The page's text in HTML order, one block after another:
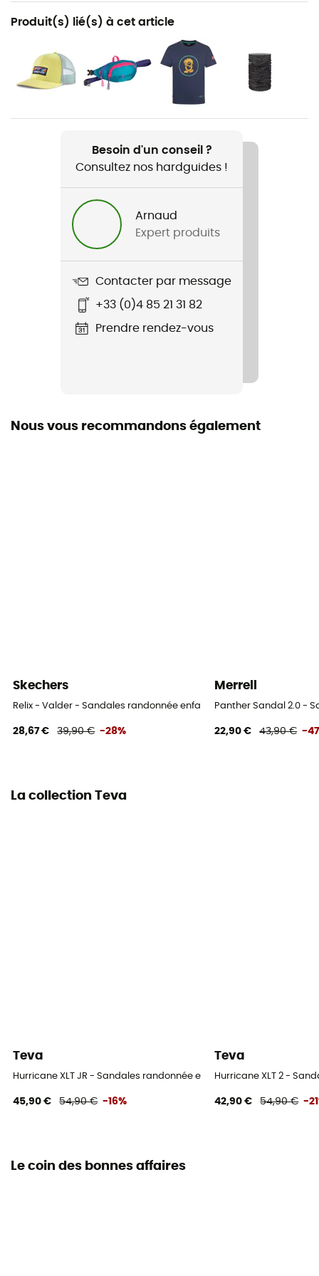
Recommandé pour
Randonnée / Voyage / Lifestyle / Le quotidien
Genre
Enfant
Nom du produit
Technologies utilisées
Imperméabilité
Rigidité de la semelle
Semelle extérieure
Produit(s) lié(s) à cet article
Besoin d'un conseil ?
Consultez nos hardguides !
Arnaud
Expert produits
Contacter par message
+33 (0)4 85 21 31 82
Prendre rendez-vous
Nous vous recommandons également
Skechers
Relix - Valder - Sandales randonnée enfant
28,67 € 39,90 € -28%
Merrell
Panther Sandal 2.0 -
22,90 € 43,90 € -
La collection Teva
Teva
Hurricane XLT JR - Sandales randonnée enfant
45,90 € 54,90 € -16%
Teva
Hurricane XLT 2 -
42,90 € 54,90 € -
Le coin des bonnes affaires